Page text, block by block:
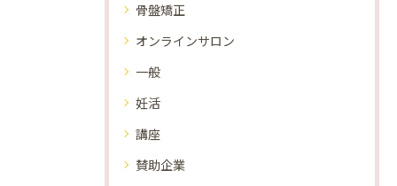
骨盤矯正
オンラインサロン
一般
妊活
講座
賛助企業